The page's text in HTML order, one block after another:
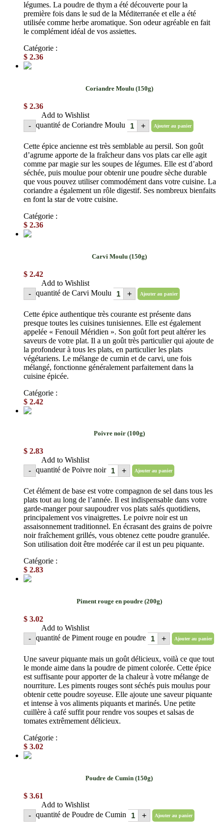
légumes. La poudre de thym a été découverte pour la
première fois dans le sud de la Méditerranée et elle a été
utilisée comme herbe aromatique. Son odeur agréable en fait
le complément idéal de vos assiettes.
Catégorie :
$ 2.36
Coriandre Moulu (150g)
$ 2.36
Add to Wishlist
- quantité de Coriandre Moulu + Ajouter au panier
Cette épice ancienne est très semblable au persil. Son goût
d’agrume apporte de la fraîcheur dans vos plats car elle agit
comme par magie sur les soupes de légumes. Elle est d’abord
séchée, puis moulue pour obtenir une poudre sèche durable
que vous pouvez utiliser commodément dans votre cuisine. La
coriandre a également un rôle digestif. Ses nombreux bienfaits
en font la star de votre cuisine.
Catégorie :
$ 2.36
Carvi Moulu (150g)
$ 2.42
Add to Wishlist
- quantité de Carvi Moulu + Ajouter au panier
Cette épice authentique très courante est présente dans
presque toutes les cuisines tunisiennes. Elle est également
appelée « Fenouil Méridien ». Son goût fort peut altérer les
saveurs de votre plat. Il a un goût très particulier qui ajoute de
la profondeur à tous les plats, en particulier les plats
végétariens. Le mélange de cumin et de carvi, une fois
mélangé, fonctionne généralement parfaitement dans la
cuisine épicée.
Catégorie :
$ 2.42
Poivre noir (100g)
$ 2.83
Add to Wishlist
- quantité de Poivre noir + Ajouter au panier
Cet élément de base est votre compagnon de sel dans tous les
plats tout au long de l’année. Il est indispensable dans votre
garde-manger pour saupoudrer vos plats salés quotidiens,
principalement vos vinaigrettes. Le poivre noir est un
assaisonnement traditionnel. En écrasant des grains de poivre
noir fraîchement grillés, vous obtenez cette poudre granulée.
Son utilisation doit être modérée car il est un peu piquante.
Catégorie :
$ 2.83
Piment rouge en poudre (200g)
$ 3.02
Add to Wishlist
- quantité de Piment rouge en poudre + Ajouter au panier
Une saveur piquante mais un goût délicieux, voilà ce que tout
le monde aime dans la poudre de piment colorée. Cette épice
est suffisante pour apporter de la chaleur à votre mélange de
nourriture. Les piments rouges sont séchés puis moulus pour
obtenir cette poudre soyeuse. Elle ajoute une saveur piquante
et intense à vos aliments piquants et marinés. Une petite
cuillère à café suffit pour rendre vos soupes et salsas de
tomates extrêmement délicieux.
Catégorie :
$ 3.02
Poudre de Cumin (150g)
$ 3.61
Add to Wishlist
- quantité de Poudre de Cumin + Ajouter au panier